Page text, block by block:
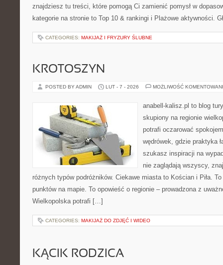
znajdziesz tu treści, które pomogą Ci zamienić pomysł w
kategorie na stronie to Top 10 & rankingi i Plażowe aktywności.
CATEGORIES: MAKIJAŻ I FRYZURY ŚLUBNE
KROTOSZYN
POSTED BY ADMIN LUT - 7 - 2026 MOŻLIWOŚĆ
anabell-kalisz.pl to blog
skupiony na regionie
potrafi oczarować
wędrówek, gdzie praktyka
szukasz inspiracji na
nie zaglądają wszyscy,
różnych typów podróżników. Ciekawe miasta to Kościan i Piła.
punktów na mapie. To opowieść o regionie – prowadzona z
Wielkopolska potrafi […]
CATEGORIES: MAKIJAŻ DO ZDJĘĆ I WIDEO
KĄCIK RODZICA